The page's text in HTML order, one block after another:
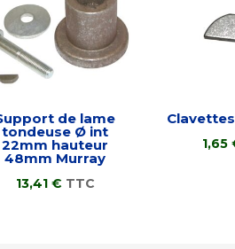
de lame
tondeuse Ø int
22mm hauteur
48mm Murray
13,41 € TTC
1,65